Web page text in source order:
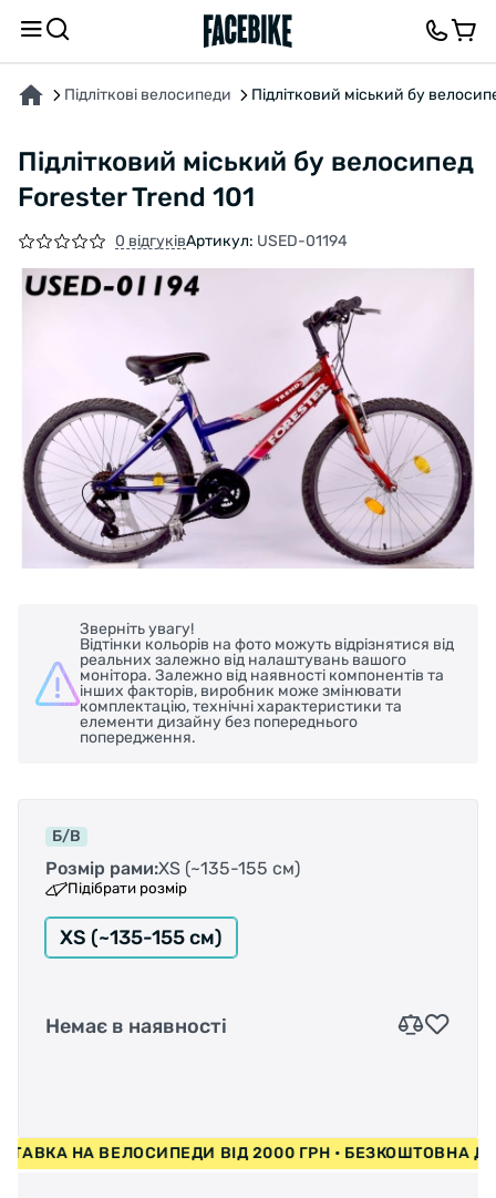
Підліткові велосипеди Підлітковий міський бу
Підлітковий міський бу велосипед
Forester Trend 101
0 відгуківАртикул: USED-01194
Зверніть увагу!
Відтінки кольорів на фото можуть відрізнятися від
реальних залежно від налаштувань вашого
монітора. Залежно від наявності компонентів та
інших факторів, виробник може змінювати
комплектацію, технічні характеристики та
елементи дизайну без попереднього
попередження.
Б/В
Розмір рами:XS (~135-155 см)
Підібрати розмір
XS (~135-155 см)
Немає в наявності
НА ВЕЛОСИПЕДИ ВІД 2000 ГРН • БЕЗКОШТОВНА
ПРО ТОВАР ХАРАКТЕРИСТИКИОПИС ВІДГУКИ ТА ЗАПИТАННЯ